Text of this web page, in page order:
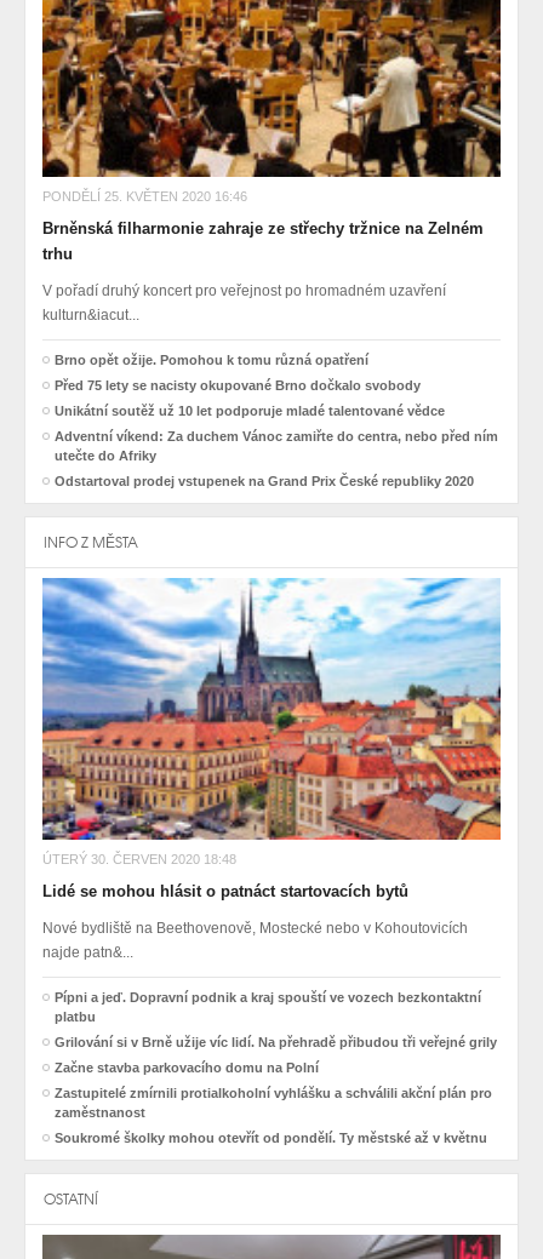
PONDĚLÍ 25. KVĚTEN 2020 16:46
Brněnská filharmonie zahraje ze střechy tržnice na Zelném
trhu
V pořadí druhý koncert pro veřejnost po hromadném uzavření
kulturn&iacut...
Brno opět ožije. Pomohou k tomu různá opatření
Před 75 lety se nacisty okupované Brno dočkalo svobody
Unikátní soutěž už 10 let podporuje mladé talentované vědce
Adventní víkend: Za duchem Vánoc zamiřte do centra, nebo před ním
utečte do Afriky
Odstartoval prodej vstupenek na Grand Prix České republiky 2020
INFO Z MĚSTA
ÚTERÝ 30. ČERVEN 2020 18:48
Lidé se mohou hlásit o patnáct startovacích bytů
Nové bydliště na Beethovenově, Mostecké nebo v Kohoutovicích
najde patn&...
Pípni a jeď. Dopravní podnik a kraj spouští ve vozech bezkontaktní
platbu
Grilování si v Brně užije víc lidí. Na přehradě přibudou tři veřejné grily
Začne stavba parkovacího domu na Polní
Zastupitelé zmírnili protialkoholní vyhlášku a schválili akční plán pro
zaměstnanost
Soukromé školky mohou otevřít od pondělí. Ty městské až v květnu
OSTATNÍ